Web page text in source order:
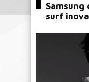
Samsung
surf